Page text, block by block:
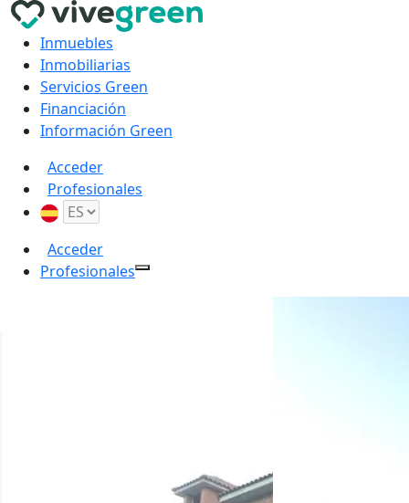
Inmuebles
Inmobiliarias
Servicios Green
Financiación
Información Green
Acceder
Profesionales
Acceder
Profesionales